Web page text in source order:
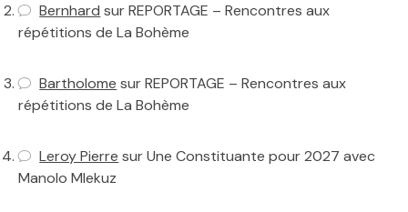
Bernhard surREPORTAGE – Rencontres aux
répétitions de La Bohème
Bartholome surREPORTAGE – Rencontres aux
répétitions de La Bohème
Leroy Pierre surUne Constituante pour 2027 avec
Manolo Mlekuz